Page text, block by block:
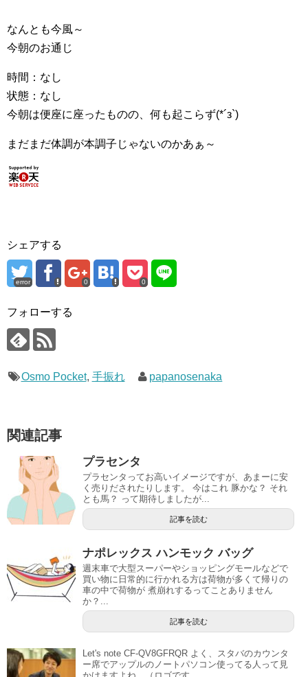
なんとも今風～
今朝のお通じ
時間：なし
状態：なし
今朝は便座に座ったものの、何も起こらず(*´з`)
まだまだ体調が本調子じゃないのかあぁ～
シェアする
error 0 0
フォローする
Osmo Pocket, 手振れ papanosenaka
関連記事
プラセンタ
プラセンタってお高いイメージですが、あまーに安
く売りだされたりします。 今はこれ 豚かな？ それ
とも馬？ って期待しましたが...
記事を読む
ナポレックス ハンモック バッグ
週末車で大型スーパーやショッピングモールなどで
買い物に日常的に行かれる方は荷物が多くて帰りの
車の中で荷物が 煮崩れするってことありません
か？...
記事を読む
Let's note CF-QV8GFRQR よく、スタバのカウンタ
ー席でアップルのノートパソコン使ってる人って見